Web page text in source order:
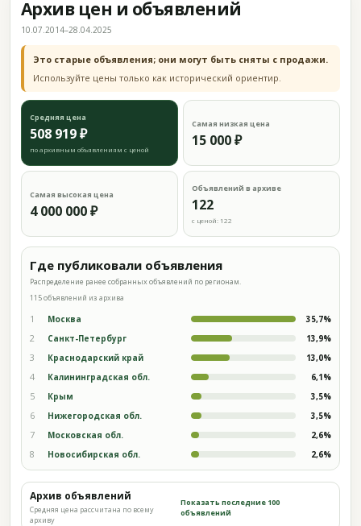
Архив цен и объявлений
10.07.2014–28.04.2025
Это старые объявления; они могут быть сняты с продажи.
Используйте цены только как исторический ориентир.
Средняя цена
508 919 ₽
по архивным объявлениям с ценой
Самая низкая цена
15 000 ₽
Самая высокая цена
4 000 000 ₽
Объявлений в архиве
122
с ценой: 122
Где публиковали объявления
Распределение ранее собранных объявлений по регионам.
115 объявлений из архива
1 Москва 35,7%
2 Санкт-Петербург 13,9%
3 Краснодарский край 13,0%
4 Калининградская обл. 6,1%
5 Крым 3,5%
6 Нижегородская обл. 3,5%
7 Московская обл. 2,6%
8 Новосибирская обл. 2,6%
Архив объявлений
Средняя цена рассчитана по всему
архиву
Показать последние 100
объявлений